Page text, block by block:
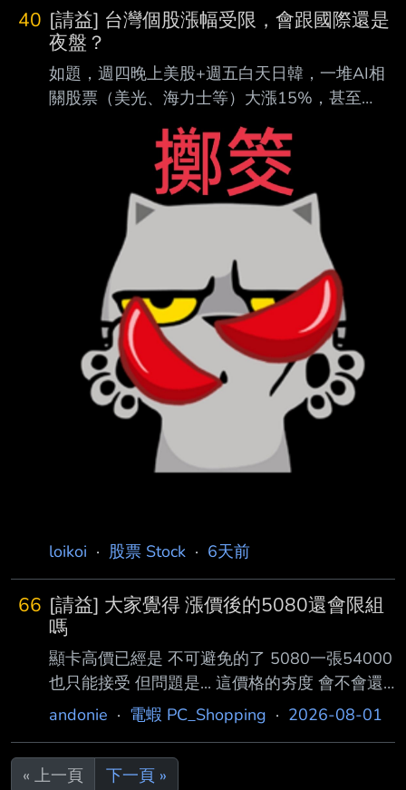
40 [請益] 台灣個股漲幅受限，會跟國際還是
夜盤？
如題，週四晚上美股+週五白天日韓，一堆AI相
關股票（美光、海力士等）大漲15%，甚至
20%以上。週五晚上美股稍微回吐一點，兩天合
計漲幅還是超過10%。 台積電ADR兩天合計漲
7%，台積電反而拉漲停，回跌是正常的，但因
此夜盤也跌了1000點 。 那麼週一這些漲幅沒跟
上國際的個股（記憶體、被動元件、光通訊、
ABF、PCB等），會跟 上國際補漲，還是被夜盤
一起拉下去呢？ 其實週五9:30前漲2000點時這
些個股大都漲停了，後面是在拉台積電跟一堆
ETF拉到3000 點，這些是明顯超漲，那麼它們
回吐也會拉著其他個
loikoi · 股票 Stock · 6天前
66 [請益] 大家覺得 漲價後的5080還會限組
嗎
顯卡高價已經是 不可避免的了 5080一張54000
也只能接受 但問題是... 這價格的夯度 會不會還
需要限組 買個卡 還要買整台電腦 真的很麻煩 畢
想要[非限組]還要到蝦皮等賣場額外+10%價格
真的太硬了 反正8/03還沒到 就討論吧 --
andonie · 電蝦 PC_Shopping · 2026-08-01
« 上一頁 下一頁 »